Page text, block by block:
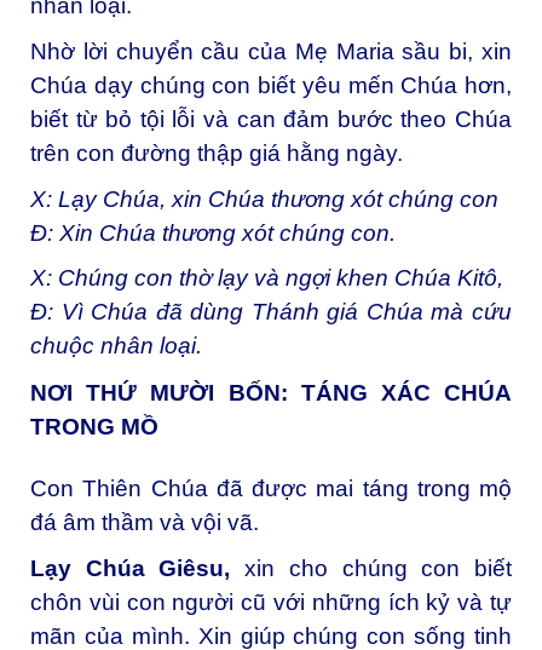
nhân loại.
Nhờ lời chuyển cầu của Mẹ Maria sầu bi, xin
Chúa dạy chúng con biết yêu mến Chúa hơn,
biết từ bỏ tội lỗi và can đảm bước theo Chúa
trên con đường thập giá hằng ngày.
X: Lạy Chúa, xin Chúa thương xót chúng con
Đ: Xin Chúa thương xót chúng con.
X: Chúng con thờ lạy và ngợi khen Chúa Kitô,
Đ: Vì Chúa đã dùng Thánh giá Chúa mà cứu
chuộc nhân loại.
NƠI THỨ MƯỜI BỐN: TÁNG XÁC CHÚA
TRONG MỒ
Con Thiên Chúa đã được mai táng trong mộ
đá âm thầm và vội vã.
Lạy Chúa Giêsu, xin cho chúng con biết
chôn vùi con người cũ với những ích kỷ và tự
mãn của mình. Xin giúp chúng con sống tinh